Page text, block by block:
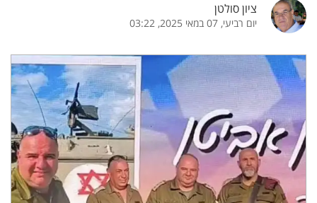
ציון סולטן
יום רביעי, 07 במאי 2025, 03:22